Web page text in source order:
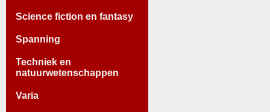
Science fiction en fantasy
Spanning
Techniek en
natuurwetenschappen
Varia